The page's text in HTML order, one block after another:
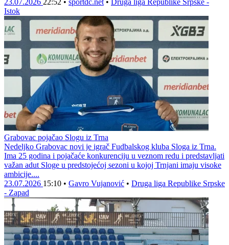
23.07.2026 22:52 • sportdc.net • Druga liga Republike Srpske -
Istok
Grabovac pojačao Slogu iz Trna
Nedeljko Grabovac novi je igrač Fudbalskog kluba Sloga iz Trna.
Ima 25 godina i pojačaće konkurenciju u veznom redu i predstavljati
važan adut Sloge u predstojećoj sezoni u kojoj Trnjani imaju visoke
ambicije....
23.07.2026 15:10 • Gavro Vujanović • Druga liga Republike Srpske
- Zapad